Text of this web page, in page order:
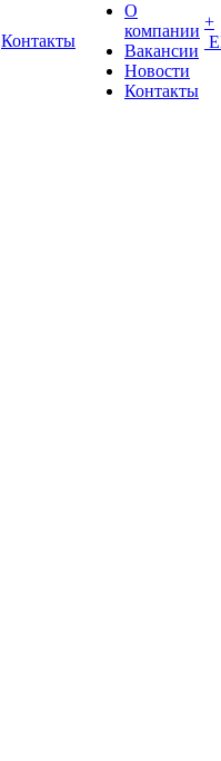
Контакты
О
компании
Вакансии
Новости
Контакты
+